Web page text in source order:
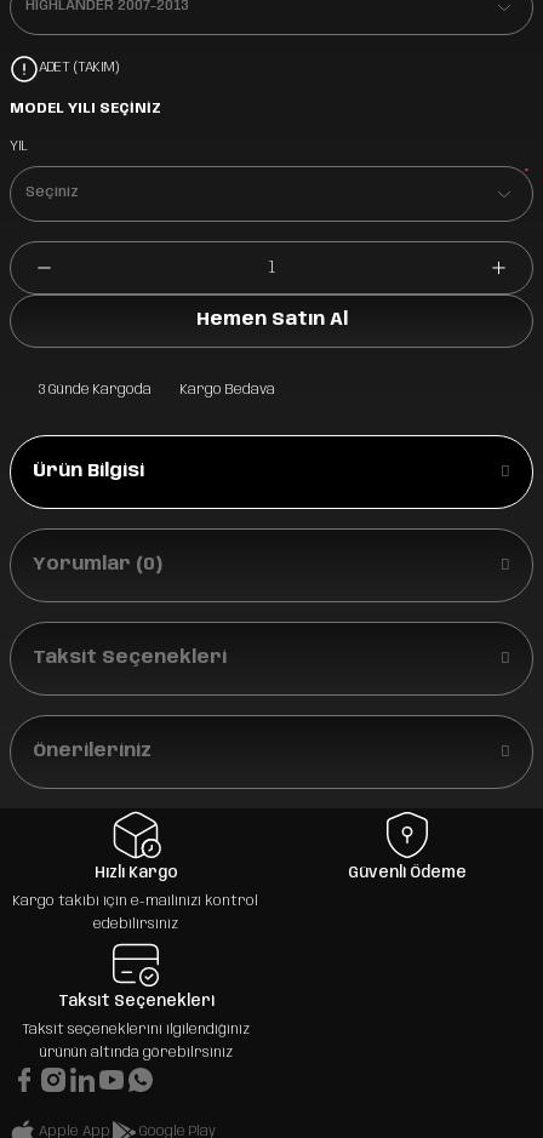
ADET (TAKIM)
MODEL YILI SEÇİNİZ
YIL
*
Hemen Satın Al
3 Günde Kargoda Kargo Bedava
Ürün Bilgisi
Yorumlar (0)
Taksit Seçenekleri
Önerileriniz
Hızlı Kargo
Kargo takibi için e-mailinizi kontrol
edebilirsiniz
Güvenli Ödeme
Taksit Seçenekleri
Taksit seçeneklerini ilgilendiğiniz
ürünün altında görebilrsiniz
Apple App Google Play